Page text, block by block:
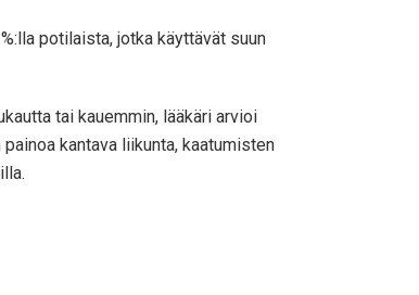
potilaista, jotka käyttävät suun
tai kauemmin, lääkäri arvioi
kantava liikunta, kaatumisten